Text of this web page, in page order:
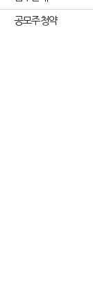
공모주 청약